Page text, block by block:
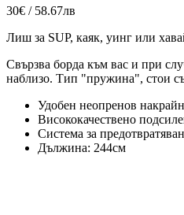
30€ / 58.67лв
Лиш за SUP, каяк, уинг или
Свързва борда към вас и при
наблизо. Тип "пружина", стои
Удобен неопренов
Висококачествено
Система за
Дължина: 244см